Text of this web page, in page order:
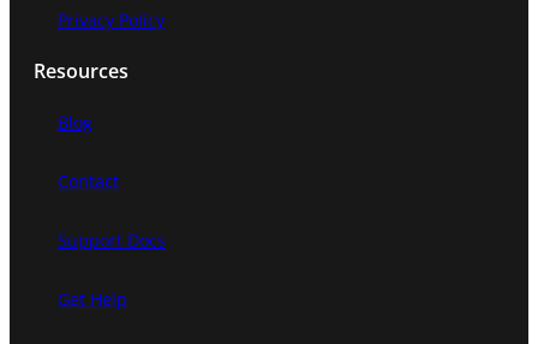
Privacy Policy
Resources
Blog
Contact
Support Docs
Get Help